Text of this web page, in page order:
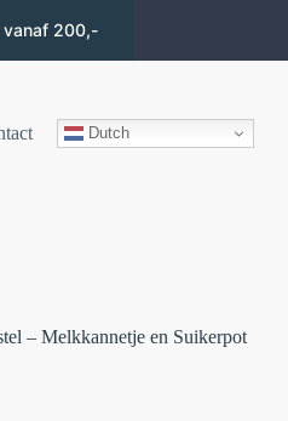
vanaf 200,-
Dutch
– Melkkannetje en Suikerpot